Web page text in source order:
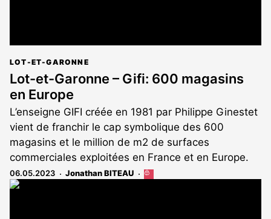
LOT-ET-GARONNE
Lot-et-Garonne – Gifi: 600 magasins
en Europe
L’enseigne GIFI créée en 1981 par Philippe Ginestet
vient de franchir le cap symbolique des 600
magasins et le million de m2 de surfaces
commerciales exploitées en France et en Europe.
06.05.2023 Jonathan BITEAU
Cet